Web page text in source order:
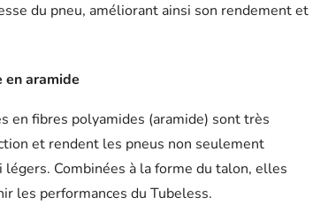
du pneu, améliorant ainsi son rendement et
en aramide
en fibres polyamides (aramide) sont très
et rendent les pneus non seulement
légers. Combinées à la forme du talon, elles
les performances du Tubeless.